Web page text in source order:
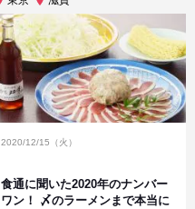
2020/12/15（火）
食通に聞いた2020年のナンバー
ワン！ 〆のラーメンまで本当に